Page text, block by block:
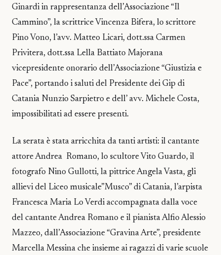
Ginardi in rappresentanza dell’Associazione “Il
Cammino”, la scrittrice Vincenza Bifera, lo scrittore
Pino Vono, l’avv. Matteo Licari, dott.ssa Carmen
Privitera, dott.ssa Lella Battiato Majorana
vicepresidente onorario dell’Associazione “Giustizia e
Pace”, portando i saluti del Presidente dei Gip di
Catania Nunzio Sarpietro e dell’ avv. Michele Costa,
impossibilitati ad essere presenti.
La serata è stata arricchita da tanti artisti: il cantante
attore Andrea Romano, lo scultore Vito Guardo, il
fotografo Nino Gullotti, la pittrice Angela Vasta, gli
allievi del Liceo musicale”Musco” di Catania, l’arpista
Francesca Maria Lo Verdi accompagnata dalla voce
del cantante Andrea Romano e il pianista Alfio Alessio
Mazzeo, dall’Associazione “Gravina Arte”, presidente
Marcella Messina che insieme ai ragazzi di varie scuole